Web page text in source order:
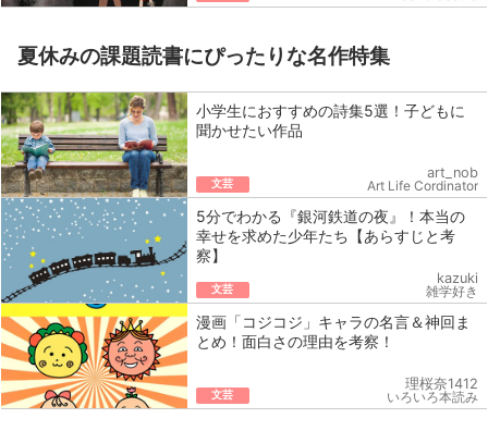
夏休みの課題読書にぴったりな名作特集
小学生におすすめの詩集5選！子どもに
聞かせたい作品
文芸
art_nob
Art Life Cordinator
5分でわかる『銀河鉄道の夜』！本当の
幸せを求めた少年たち【あらすじと考
察】
文芸
kazuki
雑学好き
漫画「コジコジ」キャラの名言＆神回ま
とめ！面白さの理由を考察！
文芸
理桜奈1412
いろいろ本読み